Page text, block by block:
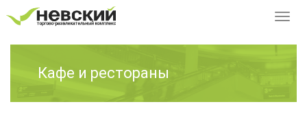
Кафе и рестораны